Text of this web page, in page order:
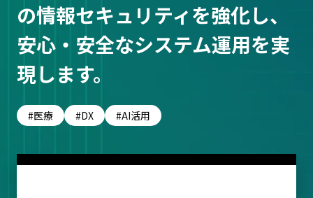
の情報セキュリティを強化し、
安心・安全なシステム運用を実
現します。
医療 DX AI活用